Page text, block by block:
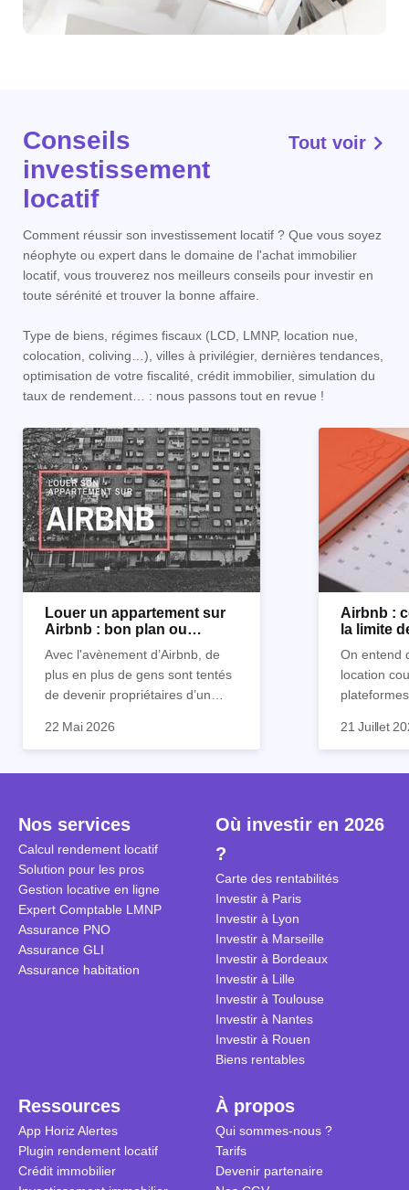
Conseils
investissement
locatif
Tout voir
Comment réussir son investissement locatif ? Que vous soyez
néophyte ou expert dans le domaine de l'achat immobilier
locatif, vous trouverez nos meilleurs conseils pour investir en
toute sérénité et trouver la bonne affaire.
Type de biens, régimes fiscaux (LCD, LMNP, location nue,
colocation, coliving…), villes à privilégier, dernières tendances,
optimisation de votre fiscalité, crédit immobilier, simulation du
taux de rendement… : nous passons tout en revue !
Louer un appartement sur
Airbnb : bon plan ou
Avec l'avènement d’Airbnb, de
plus en plus de gens sont tentés
de devenir propriétaires d’un
suite. On compte environ 25 000
sont des meublés touristiques à
est-ce rentable ? Quels sont les
frais à prévoir ? Les différentes
conditions à remplir ?
22 Mai 2026
Airbnb :
la limite
On entend
location
idées
Je vais
entendu)
encore ne
d’autres
21 Juillet
Nos services
Calcul rendement locatif
Solution pour les pros
Gestion locative en ligne
Expert Comptable LMNP
Assurance PNO
Assurance GLI
Assurance habitation
Où investir en 2026
?
Carte des rentabilités
Investir à Paris
Investir à Lyon
Investir à Marseille
Investir à Bordeaux
Investir à Lille
Investir à Toulouse
Investir à Nantes
Investir à Rouen
Biens rentables
Ressources
App Horiz Alertes
Plugin rendement locatif
Crédit immobilier
À propos
Qui sommes-nous ?
Tarifs
Devenir partenaire